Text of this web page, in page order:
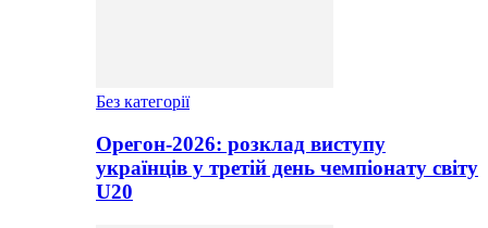
Без категорії
Орегон-2026: розклад виступу
українців у третій день чемпіонату світу
U20